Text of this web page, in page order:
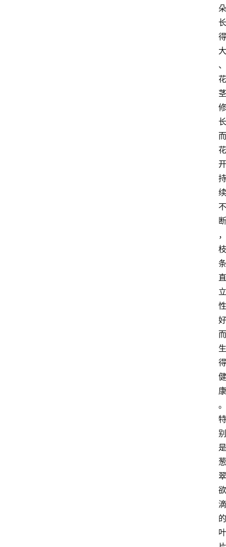
朵
长
得
大
、
花
茎
修
长
而
花
开
持
续
不
断
，
枝
条
直
立
性
好
而
生
得
健
康
。
特
别
是
葱
翠
欲
滴
的
叶